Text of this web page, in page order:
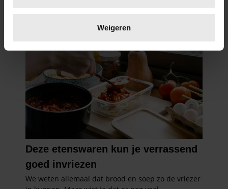
verwerkt en stel uw voorkeuren in het
intrekken in de Cookieverklaring.
We gebruiken cookies om content en advertenties te
personaliseren, om functies voor social media te bieden
en om ons websiteverkeer te analyseren. Ook delen we
informatie over uw gebruik van onze site met onze
partners voor social media, adverteren en analyse. Deze
partners kunnen deze gegevens combineren met andere
informatie die u aan ze heeft verstrekt of die ze hebben
verzameld op basis van uw gebruik van hun services. U
gaat akkoord met onze cookies als u onze website blijft
gebruiken.
Weigeren